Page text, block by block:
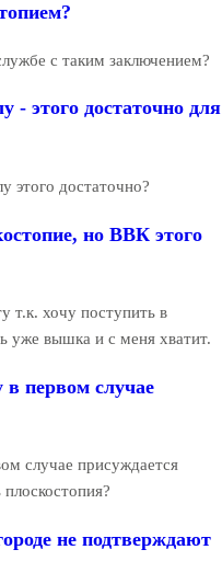
с таким заключением?
- этого достаточно для
этого достаточно?
но ВВК этого
т.к. хочу поступить в
уже вышка и с меня хватит.
первом случае
случае присуждается
не подтверждают